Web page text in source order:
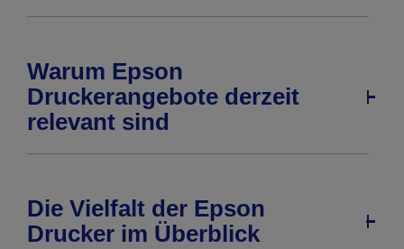
Warum Epson
Druckerangebote derzeit
relevant sind
Die Vielfalt der Epson
Drucker im Überblick